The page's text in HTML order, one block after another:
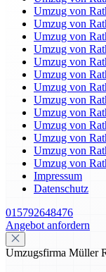
Umzug von
Umzug von
Umzug von
Umzug von
Umzug von
Umzug von
Umzug von
Umzug von
Umzug von
Umzug von
Umzug von
Umzug von
Umzug von
Impressum
Datenschutz
015792648476
Angebot anfordern
Umzugsfirma Müller